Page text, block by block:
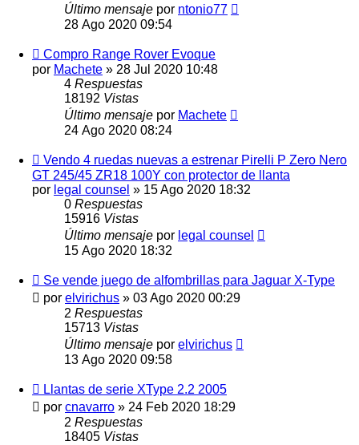
Último mensaje por ntonio77
28 Ago 2020 09:54
Compro Range Rover Evoque
por Machete » 28 Jul 2020 10:48
4 Respuestas
18192 Vistas
Último mensaje por Machete
24 Ago 2020 08:24
Vendo 4 ruedas nuevas a estrenar Pirelli P Zero Nero
GT 245/45 ZR18 100Y con protector de llanta
por legal counsel » 15 Ago 2020 18:32
0 Respuestas
15916 Vistas
Último mensaje por legal counsel
15 Ago 2020 18:32
Se vende juego de alfombrillas para Jaguar X-Type
por elvirichus » 03 Ago 2020 00:29
2 Respuestas
15713 Vistas
Último mensaje por elvirichus
13 Ago 2020 09:58
Llantas de serie XType 2.2 2005
por cnavarro » 24 Feb 2020 18:29
2 Respuestas
18405 Vistas